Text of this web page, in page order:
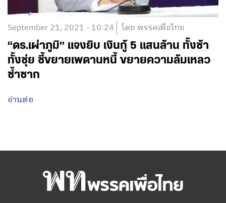
September 21, 2021 - 10:24 โดย พรรคเพื่อไทย
“ดร.เผ่าภูมิ” แจงยิบ เงินกู้ 5 แสนล้าน ทั้งช้า
ทั้งชุ่ย ชี้ขยายเพดานหนี้ ขยายความล้มเหลว
ซ้ำซาก
อ่านต่อ